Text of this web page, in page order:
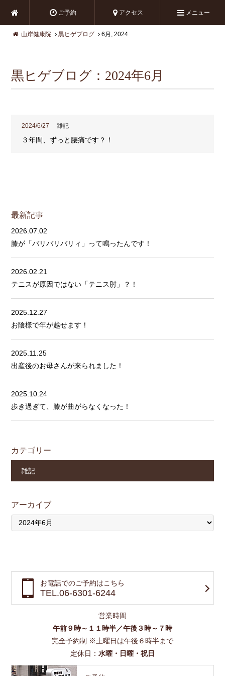
ご予約 アクセス メニュー
山岸健康院 黒ヒゲブログ 6月, 2024
黒ヒゲブログ：2024年6月
2024/6/27 雑記
３年間、ずっと腰痛です？！
最新記事
2026.07.02
膝が「バリバリバリィ」って鳴ったんです！
2026.02.21
テニスが原因ではない「テニス肘」？！
2025.12.27
お陰様で年が越せます！
2025.11.25
出産後のお母さんが来られました！
2025.10.24
歩き過ぎて、膝が曲がらなくなった！
カテゴリー
雑記
アーカイブ
お電話でのご予約はこちら
TEL.06-6301-6244
営業時間
午前９時～１１時半／午後３時～７時
完全予約制 ※土曜日は午後６時半まで
定休日： 水曜・日曜・祝日